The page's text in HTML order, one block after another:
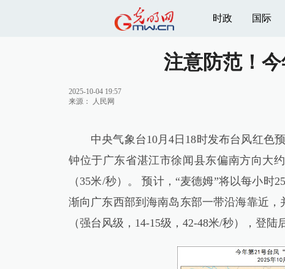
时政 国际
注意防范！
2025-10-04 19:57
来源：
人民网
中央气象台10月4日18时发布台风红色
钟位于广东省湛江市徐闻县东偏南方向大
（35米/秒）。 预计，“麦德姆”将以每小
渐向广东西部到海南岛东部一带沿海靠近
（强台风级，14-15级，42-48米/秒），登陆